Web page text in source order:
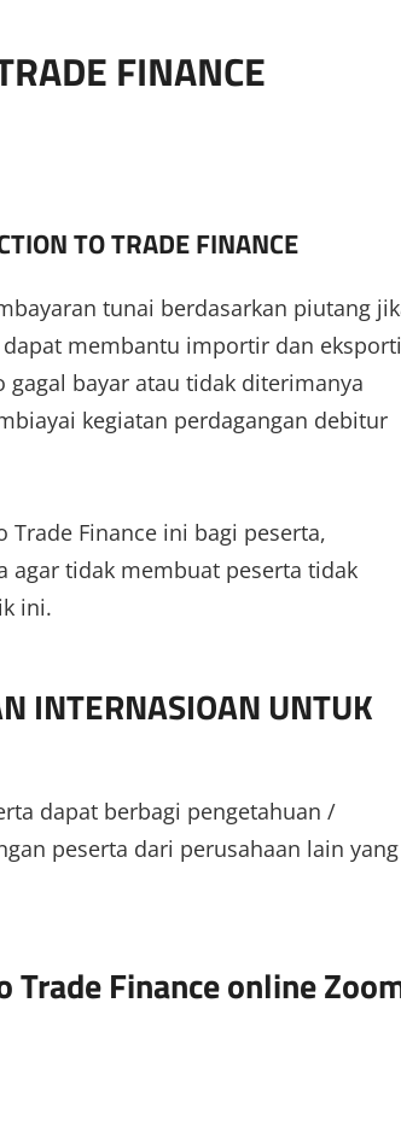
FINANCE
TO TRADE FINANCE
tunai berdasarkan piutang
membantu importir dan
bayar atau tidak diterimanya
kegiatan perdagangan debitur
Finance ini bagi peserta,
agar tidak membuat peserta tidak
ini.
INTERNASIOAN UNTUK
dapat berbagi pengetahuan /
peserta dari perusahaan lain yang
Finance online